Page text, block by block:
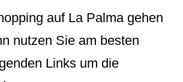
auf La Palma gehen
nutzen Sie am besten
Links um die